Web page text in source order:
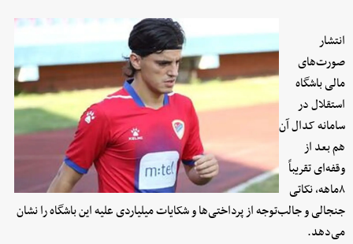
انتشار
صورت‌های
مالی باشگاه
استقلال در
سامانه کدال آن
هم بعد از
وقفه‌ای تقریباً
۸ماهه، نکاتی
جنجالی و جالب‌توجه از پرداختی‌ها و شکایات میلیاردی علیه این باشگاه را نشان
می‌دهد.